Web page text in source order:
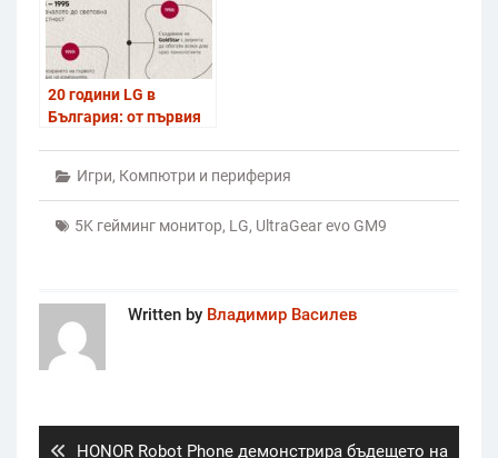
20 години LG в
България: от първия
бъдещето
Игри, Компютри и периферия
5K гейминг монитор, LG, UltraGear evo GM9
Written by Владимир Василев
Previous
HONOR Robot Phone демонстрира бъдещето на